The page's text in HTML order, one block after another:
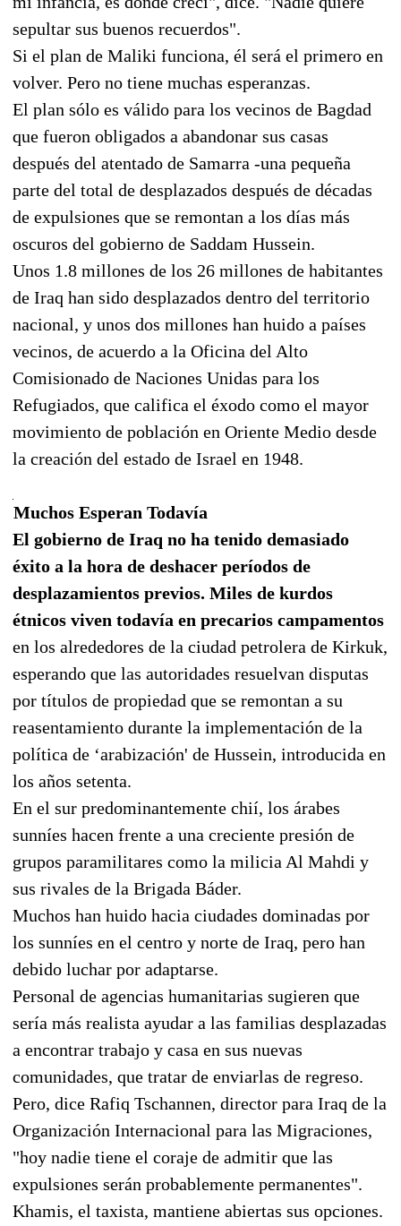
sepultar sus buenos recuerdos".
Si el plan de Maliki funciona, él será el primero en
volver. Pero no tiene muchas esperanzas.
El plan sólo es válido para los vecinos de Bagdad
que fueron obligados a abandonar sus casas
después del atentado de Samarra -una pequeña
parte del total de desplazados después de décadas
de expulsiones que se remontan a los días más
oscuros del gobierno de Saddam Hussein.
Unos 1.8 millones de los 26 millones de habitantes
de Iraq han sido desplazados dentro del territorio
nacional, y unos dos millones han huido a países
vecinos, de acuerdo a la Oficina del Alto
Comisionado de Naciones Unidas para los
Refugiados, que califica el éxodo como el mayor
movimiento de población en Oriente Medio desde
la creación del estado de Israel en 1948.
Muchos Esperan Todavía
El gobierno de Iraq no ha tenido demasiado
éxito a la hora de deshacer períodos de
desplazamientos previos. Miles de kurdos
étnicos viven todavía en precarios campamentos
en los alrededores de la ciudad petrolera de Kirkuk,
esperando que las autoridades resuelvan disputas
por títulos de propiedad que se remontan a su
reasentamiento durante la implementación de la
política de ‘arabización' de Hussein, introducida en
los años setenta.
En el sur predominantemente chií, los árabes
sunníes hacen frente a una creciente presión de
grupos paramilitares como la milicia Al Mahdi y
sus rivales de la Brigada Báder.
Muchos han huido hacia ciudades dominadas por
los sunníes en el centro y norte de Iraq, pero han
debido luchar por adaptarse.
Personal de agencias humanitarias sugieren que
sería más realista ayudar a las familias desplazadas
a encontrar trabajo y casa en sus nuevas
comunidades, que tratar de enviarlas de regreso.
Pero, dice Rafiq Tschannen, director para Iraq de la
Organización Internacional para las Migraciones,
"hoy nadie tiene el coraje de admitir que las
expulsiones serán probablemente permanentes".
Khamis, el taxista, mantiene abiertas sus opciones.